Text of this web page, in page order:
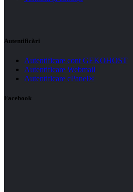
Autentificări
Autentificare cont GEKOHOST
Autentificare Webmail
Autentificare cPanel®
Facebook